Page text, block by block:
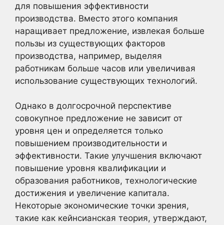
для повышения эффективности
производства. Вместо этого компания
наращивает предложение, извлекая больше
пользы из существующих факторов
производства, например, выделяя
работникам больше часов или увеличивая
использование существующих технологий.
Однако в долгосрочной перспективе
совокупное предложение не зависит от
уровня цен и определяется только
повышением производительности и
эффективности. Такие улучшения включают
повышение уровня квалификации и
образования работников, технологические
достижения и увеличение капитала.
Некоторые экономические точки зрения,
такие как кейнсианская теория, утверждают,